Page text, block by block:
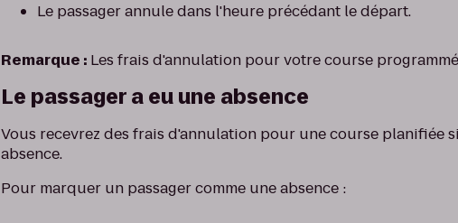
Le passager annule dans l'heure précédant le départ.
Remarque : Les frais d'annulation pour votre course
Le passager a eu une absence
Vous recevrez des frais d'annulation pour une course planifiée
absence.
Pour marquer un passager comme une absence :